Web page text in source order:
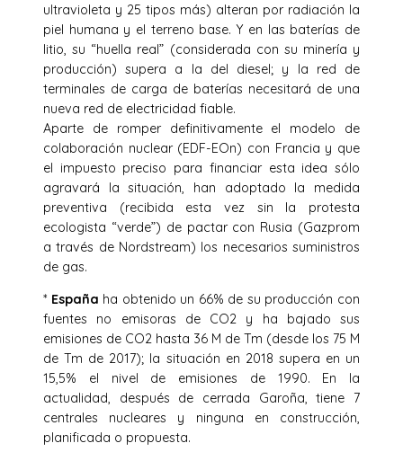
ultravioleta y 25 tipos más) alteran por radiación la
piel humana y el terreno base. Y en las baterías de
litio, su “huella real” (considerada con su minería y
producción) supera a la del diesel; y la red de
terminales de carga de baterías necesitará de una
nueva red de electricidad fiable.
Aparte de romper definitivamente el modelo de
colaboración nuclear (EDF-EOn) con Francia y que
el impuesto preciso para financiar esta idea sólo
agravará la situación, han adoptado la medida
preventiva (recibida esta vez sin la protesta
ecologista “verde”) de pactar con Rusia (Gazprom
a través de Nordstream) los necesarios suministros
de gas.
* España ha obtenido un 66% de su producción con
fuentes no emisoras de CO2 y ha bajado sus
emisiones de CO2 hasta 36 M de Tm (desde los 75 M
de Tm de 2017); la situación en 2018 supera en un
15,5% el nivel de emisiones de 1990. En la
actualidad, después de cerrada Garoña, tiene 7
centrales nucleares y ninguna en construcción,
planificada o propuesta.